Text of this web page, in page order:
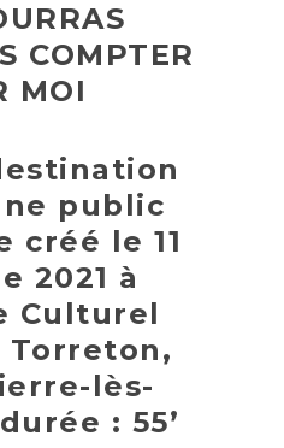
COMPTER
MOI
public
créé le 11
2021 à
Culturel
Torreton,
lès-
: 55’